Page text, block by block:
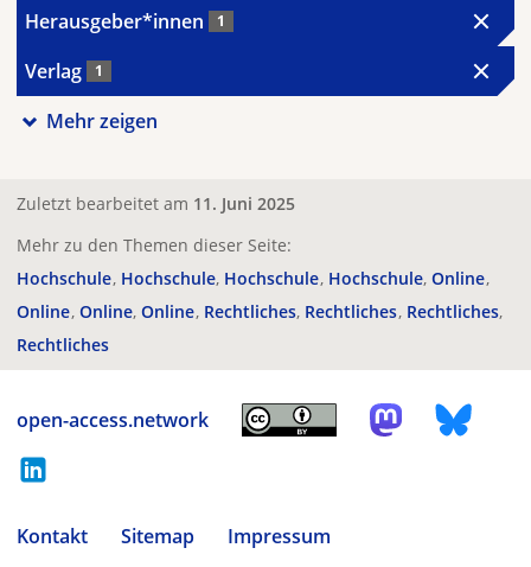
Herausgeber*innen 1
Verlag 1
Mehr zeigen
Zuletzt bearbeitet am 11. Juni 2025
Mehr zu den Themen dieser Seite:
Hochschule Hochschule Hochschule Hochschule Online
Online Online Online Rechtliches Rechtliches Rechtliches
Rechtliches
open-access.network
Kontakt Sitemap
Impressum